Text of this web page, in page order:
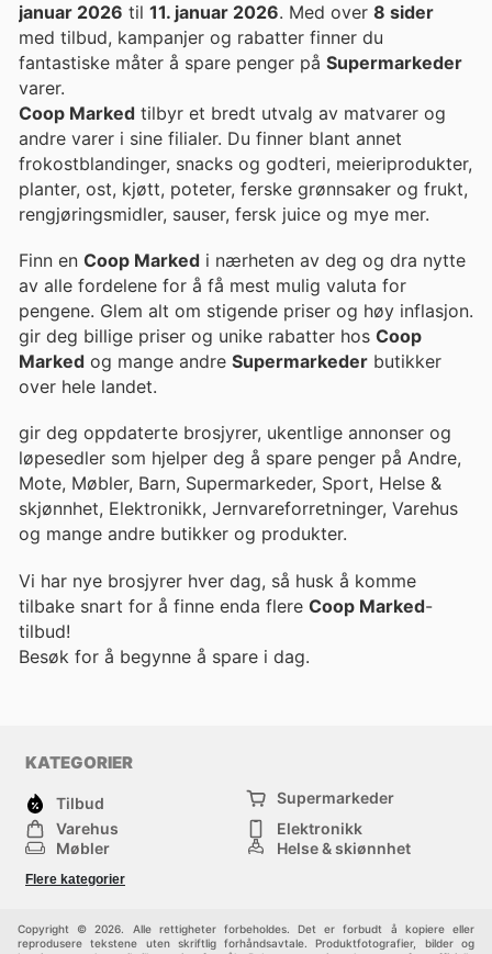
januar 2026 til 11. januar 2026. Med over 8 sider
med tilbud, kampanjer og rabatter finner du
fantastiske måter å spare penger på Supermarkeder
varer.
Coop Marked tilbyr et bredt utvalg av matvarer og
andre varer i sine filialer. Du finner blant annet
frokostblandinger, snacks og godteri, meieriprodukter,
planter, ost, kjøtt, poteter, ferske grønnsaker og frukt,
rengjøringsmidler, sauser, fersk juice og mye mer.
Finn en Coop Marked i nærheten av deg og dra nytte
av alle fordelene for å få mest mulig valuta for
pengene. Glem alt om stigende priser og høy inflasjon.
gir deg billige priser og unike rabatter hos Coop
Marked og mange andre Supermarkeder butikker
over hele landet.
gir deg oppdaterte brosjyrer, ukentlige annonser og
løpesedler som hjelper deg å spare penger på Andre,
Mote, Møbler, Barn, Supermarkeder, Sport, Helse &
skjønnhet, Elektronikk, Jernvareforretninger, Varehus
og mange andre butikker og produkter.
Vi har nye brosjyrer hver dag, så husk å komme
tilbake snart for å finne enda flere Coop Marked-
tilbud!
Besøk for å begynne å spare i dag.
KATEGORIER
Tilbud
Supermarkeder
Varehus
Elektronikk
Møbler
Helse & skjønnhet
Sport
Flere kategorier
Copyright © 2026. Alle rettigheter forbeholdes. Det er forbudt å kopiere eller
reprodusere tekstene uten skriftlig forhåndsavtale. Produktfotografier, bilder og